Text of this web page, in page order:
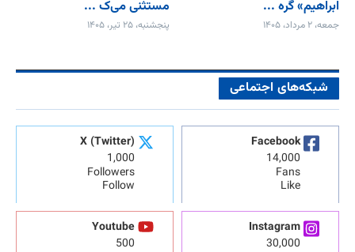
ابراهیم» گره ...
جمعه، ۲ مرداد، ۱۴۰۵
مستثنی می‌ک ...
پنجشنبه، ۲۵ تیر، ۱۴۰۵
شبکه‌های اجتماعی
Facebook
14,000
Fans
Like
X (Twitter)
1,000
Followers
Follow
Instagram
30,000
Youtube
500